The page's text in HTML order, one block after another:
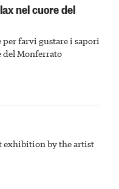
nel cuore del
farvi gustare i sapori
del Monferrato
exhibition by the artist